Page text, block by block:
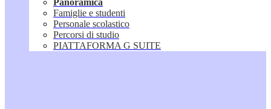
Panoramica
Famiglie e studenti
Personale scolastico
Percorsi di studio
PIATTAFORMA G SUITE